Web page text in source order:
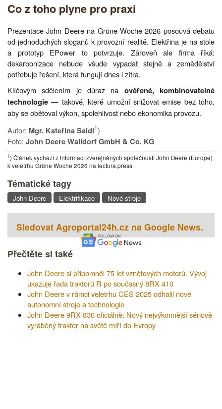
Co z toho plyne pro praxi
Prezentace John Deere na Grüne Woche 2026 posouvá debatu
od jednoduchých sloganů k provozní realitě. Elektřina je na stole
a prototyp EPower to potvrzuje. Zároveň ale firma říká:
dekarbonizace nebude všude vypadat stejně a zemědělství
potřebuje řešení, která fungují dnes i zítra.
Klíčovým sdělením je důraz na ověřené, kombinovatelné
technologie — takové, které umožní snižovat emise bez toho,
aby se obětoval výkon, spolehlivost nebo ekonomika provozu.
Autor: Mgr. Kateřina Saidl1)
Foto: John Deere Walldorf GmbH & Co. KG
1) Článek vychází z informací zveřejněných společností John Deere (Europe)
k veletrhu Grüne Woche 2026 na lectura.press.
Tématické tagy
John Deere Elektrifikace Nové stroje
Sledovat Agroportal24h.cz na Google News.
Přečtěte si také
John Deere si připomněl 75 let vznětových motorů. Vývoj
ukazuje řada traktorů R po současný 8RX 410
John Deere v rámci veletrhu CES 2025 odhalil nové
autonomní stroje a technologie
John Deere 9RX 830 oficiálně: Nový nejvýkonnější sériově
vyráběný traktor na světě míří do Evropy